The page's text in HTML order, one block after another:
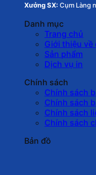
Xưởng SX: Cụm Làng
Danh mục
Trang chủ
Giới thiệu về
Sản phẩm
Dịch vụ in
Chính sách
Chính sách
Chính sách
Chính sách
Chính sách
Bản đồ